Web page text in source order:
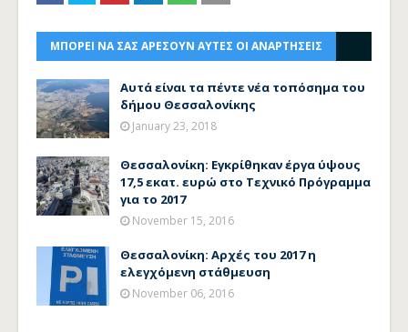
ΜΠΟΡΕΙ ΝΑ ΣΑΣ ΑΡΕΣΟΥΝ ΑΥΤΕΣ ΟΙ ΑΝΑΡΤΗΣΕΙΣ
Αυτά είναι τα πέντε νέα τοπόσημα του
δήμου Θεσσαλονίκης
January 23, 2018
Θεσσαλονίκη: Εγκρίθηκαν έργα ύψους
17,5 εκατ. ευρώ στο Τεχνικό Πρόγραμμα
για το 2017
November 15, 2016
Θεσσαλονίκη: Αρχές του 2017 η
ελεγχόμενη στάθμευση
November 06, 2016